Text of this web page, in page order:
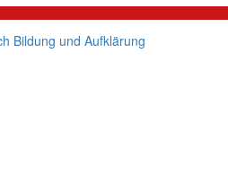
Bildung und Aufklärung